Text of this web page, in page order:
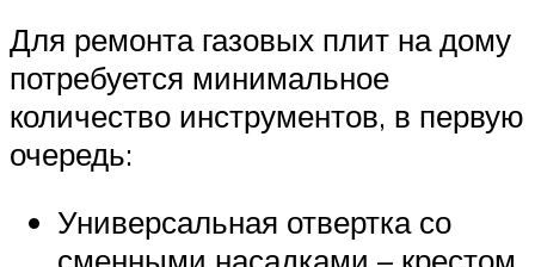
Для ремонта газовых плит на дому
потребуется минимальное
количество инструментов, в первую
очередь:
Универсальная отвертка со